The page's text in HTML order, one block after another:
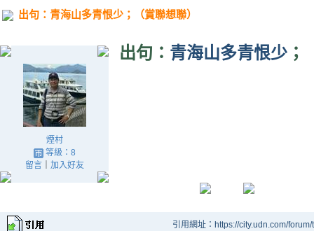
出句：青海山多青恨少；（賞聯想聯）
煙村
等級：8
留言｜ 加入好友
出句： 青海山多青恨少 ；
引用網址：https://city.udn.com/